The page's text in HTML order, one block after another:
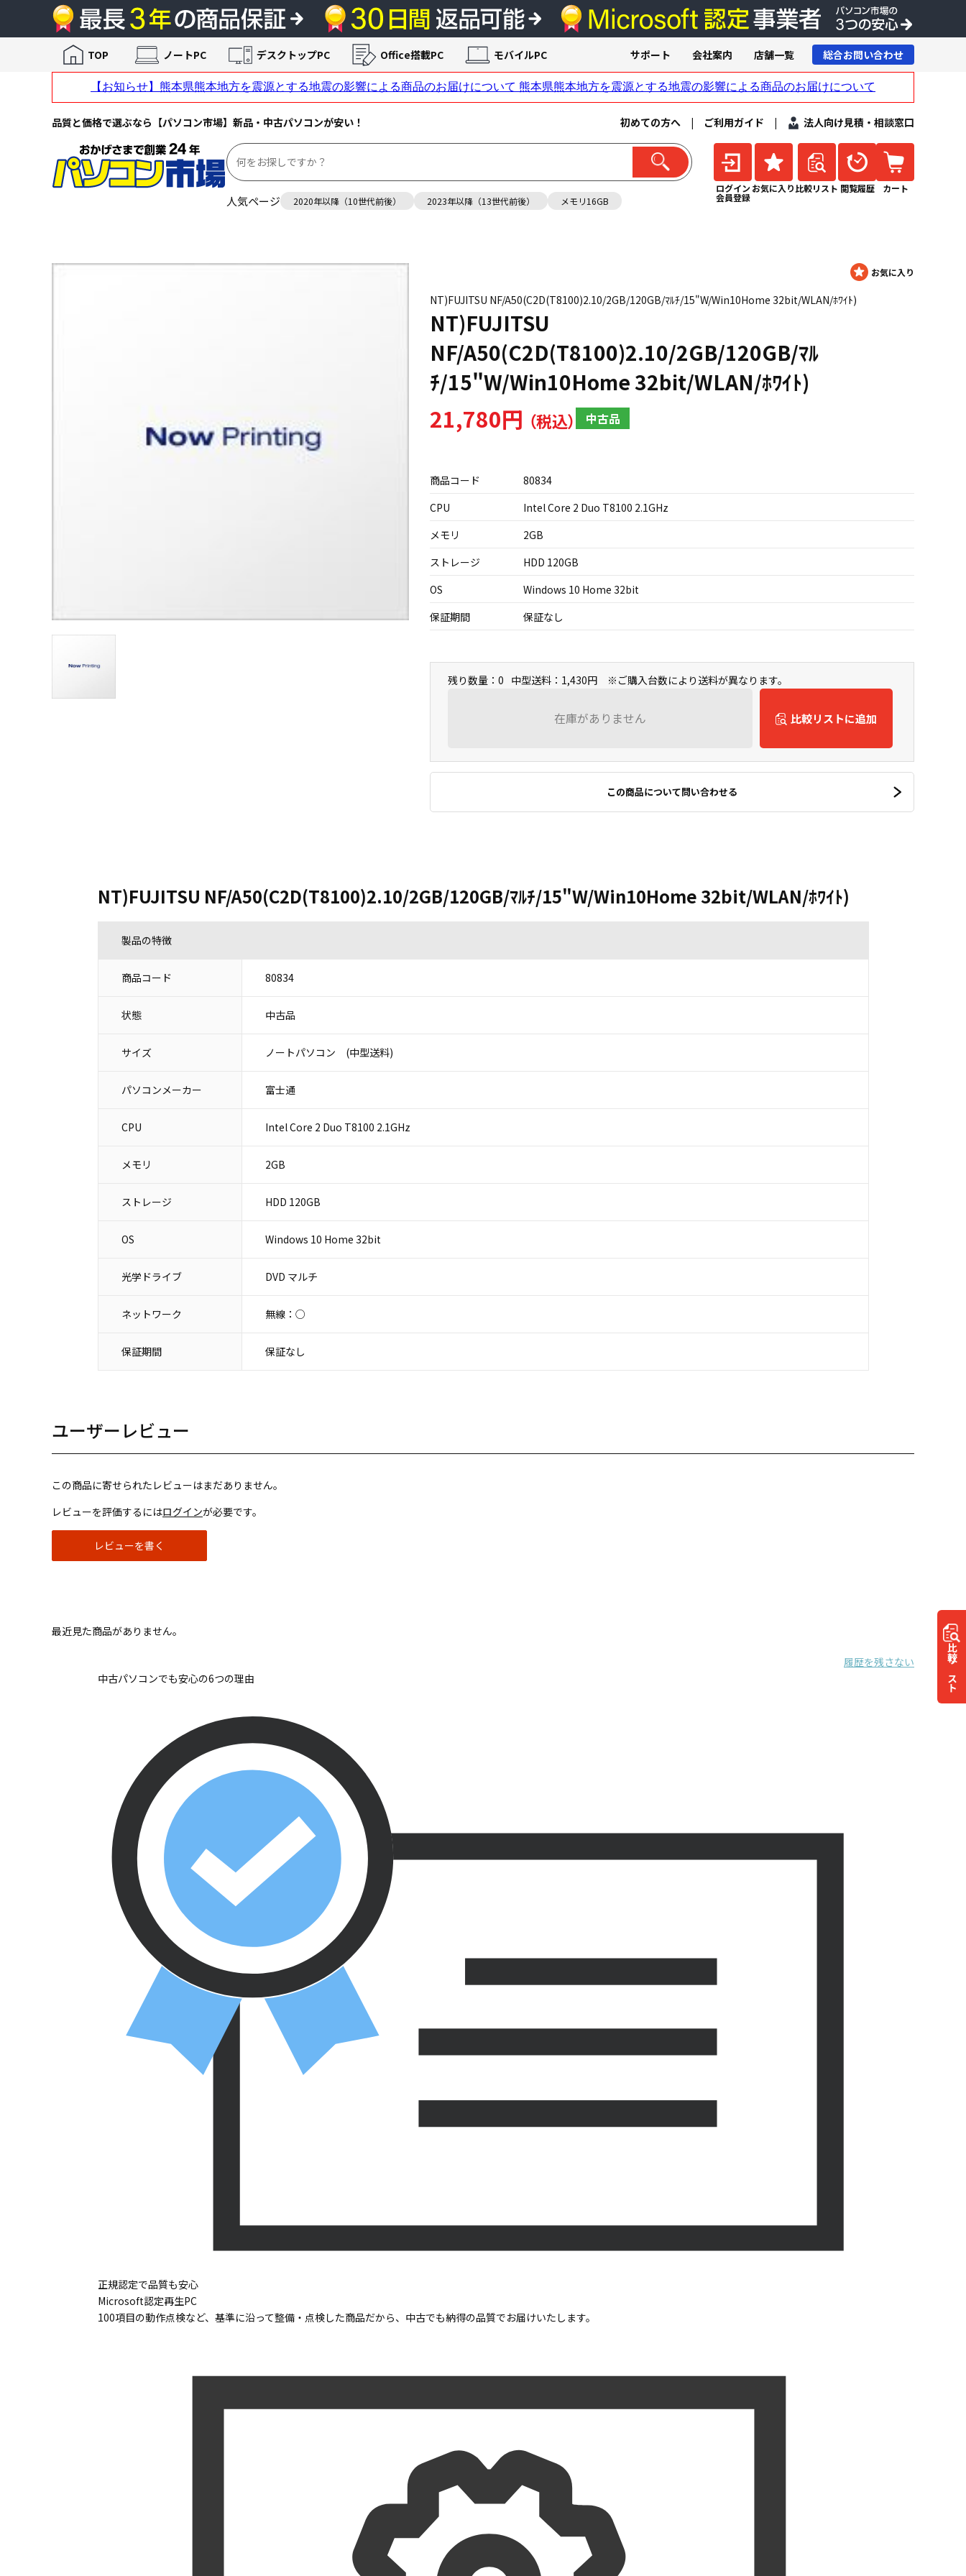
品質と価格で選ぶなら【パソコン市場】新品・中古パソコンが安い！ 初めての方へ | ご利用ガイド | 法人向け見積・相談窓口
人気ページ 2020年以降（10世代前後） 2023年以降（13世代前後） メモリ16GB
ログイン
会員登録
お気に入り 比較リスト 閲覧履歴 カート
TOP ノートPC デスクトップPC Office搭載PC モバイルPC サポート 会社案内 店舗一覧 総合お問い合わせ
NT)FUJITSU NF/A50(C2D(T8100)2.10/2GB/120GB/ﾏﾙﾁ/15"W/Win10Home 32bit/WLAN/ﾎﾜｲﾄ)
NT)FUJITSU
NF/A50(C2D(T8100)2.10/2GB/120GB/ﾏﾙ
ﾁ/15"W/Win10Home 32bit/WLAN/ﾎﾜｲﾄ)
21,780円 中古品
商品コード
80834
CPU
Intel Core 2 Duo T8100 2.1GHz
メモリ
2GB
ストレージ
HDD 120GB
OS
Windows 10 Home 32bit
保証期間
保証なし
残り数量：0 中型送料：1,430円 ※ご購入台数により送料が異なります。
在庫がありません 比較リストに追加
この商品について問い合わせる
比較
リスト
NT)FUJITSU NF/A50(C2D(T8100)2.10/2GB/120GB/ﾏﾙﾁ/15"W/Win10Home 32bit/WLAN/ﾎﾜｲﾄ)
製品の特徴
商品コード 80834
状態 中古品
サイズ ノートパソコン (中型送料)
パソコンメーカー 富士通
CPU Intel Core 2 Duo T8100 2.1GHz
メモリ 2GB
ストレージ HDD 120GB
OS Windows 10 Home 32bit
光学ドライブ DVD マルチ
ネットワーク 無線：○
保証期間 保証なし
ユーザーレビュー
この商品に寄せられたレビューはまだありません。
レビューを評価するにはログインが必要です。
レビューを書く
最近見た商品がありません。
履歴を残さない
中古パソコンでも安心の6つの理由
正規認定で品質も安心
Microsoft認定再生PC
100項目の動作点検など、基準に沿って整備・点検した商品だから、中古でも納得の品質でお届けいたします。